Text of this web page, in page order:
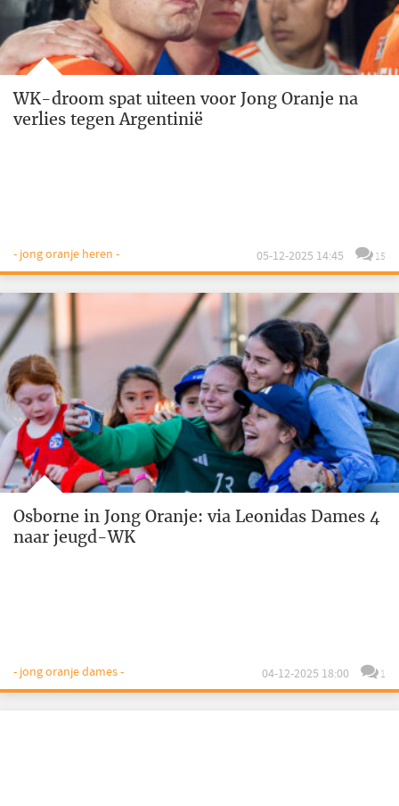
WK-droom spat uiteen voor Jong Oranje na
verlies tegen Argentinië
- jong oranje heren - 05-12-2025 14:45 15
Osborne in Jong Oranje: via Leonidas Dames 4
naar jeugd-WK
- jong oranje dames - 04-12-2025 18:00 1